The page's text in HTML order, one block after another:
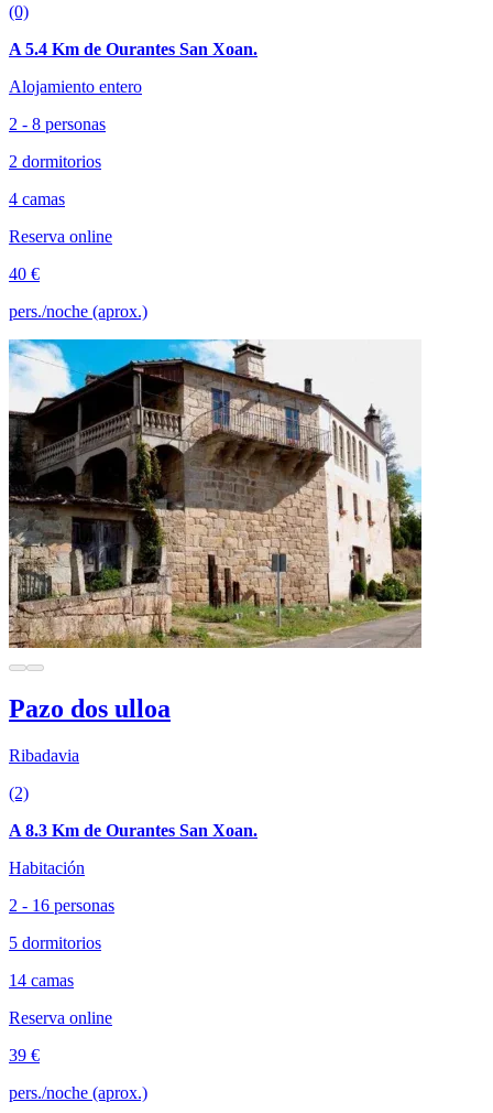
(0)
A 5.4 Km de Ourantes San Xoan.
Alojamiento entero
2 - 8 personas
2 dormitorios
4 camas
Reserva online
40 €
pers./noche (aprox.)
Pazo dos ulloa
Ribadavia
(2)
A 8.3 Km de Ourantes San Xoan.
Habitación
2 - 16 personas
5 dormitorios
14 camas
Reserva online
39 €
pers./noche (aprox.)